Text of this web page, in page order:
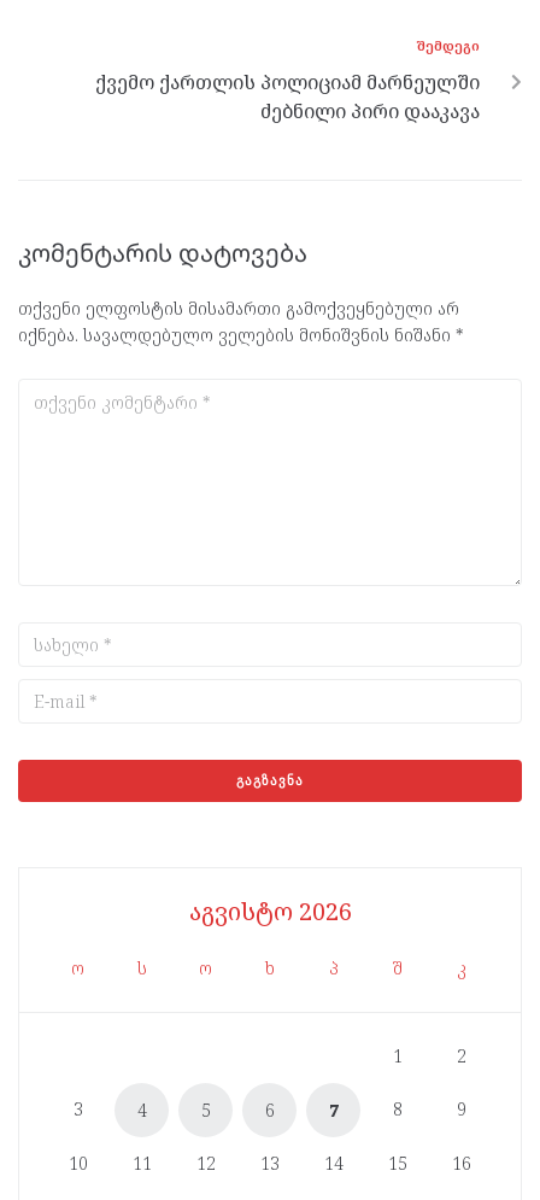
ᲨᲔᲛᲓᲔᲒᲘ
ქვემო ქართლის პოლიციამ მარნეულში
ძებნილი პირი დააკავა
კომენტარის დატოვება
თქვენი ელფოსტის მისამართი გამოქვეყნებული არ
იქნება. სავალდებულო ველების მონიშვნის ნიშანი *
აგვისტო 2026
ო ს ო ხ პ შ კ
1 2
3 4 5 6 7 8 9
10 11 12 13 14 15 16